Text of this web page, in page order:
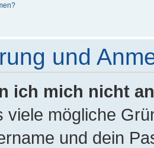
und
ich mich nicht
viele mögliche
und dein